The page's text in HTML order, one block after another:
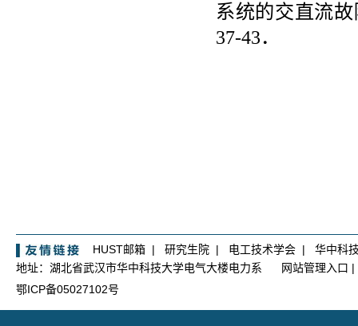
系统的交直流
37-43．
HUST邮箱 | 研究生院 | 电工技术学会 | 华中科
地址：湖北省武汉市华中科技大学电气大楼电力系
网站管理入口 |
鄂ICP备05027102号